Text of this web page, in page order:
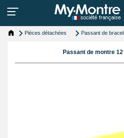
Pièces détachées Passant de
Passant de montre